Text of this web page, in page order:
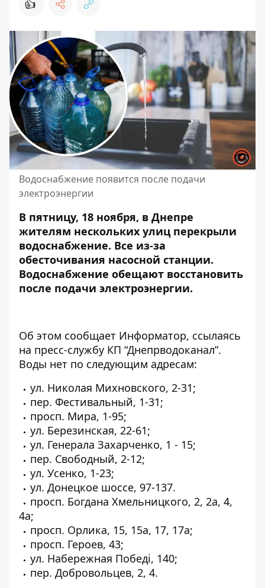
👍
Водоснабжение появится после подачи
электроэнергии
В пятницу, 18 ноября, в Днепре
жителям нескольких улиц перекрыли
водоснабжение. Все из-за
обесточивания насосной станции.
Водоснабжение обещают восстановить
после подачи электроэнергии.
Об этом сообщает Информатор, ссылаясь
на пресс-службу КП “Днепрводоканал”.
Воды нет по следующим адресам:
ул. Николая Михновского, 2-31;
пер. Фестивальный, 1-31;
просп. Мира, 1-95;
ул. Березинская, 22-61;
ул. Генерала Захарченко, 1 - 15;
пер. Свободный, 2-12;
ул. Усенко, 1-23;
ул. Донецкое шоссе, 97-137.
просп. Богдана Хмельницкого, 2, 2а, 4,
4а;
просп. Орлика, 15, 15а, 17, 17а;
просп. Героев, 43;
ул. Набережная Победі, 140;
пер. Добровольцев, 2, 4.